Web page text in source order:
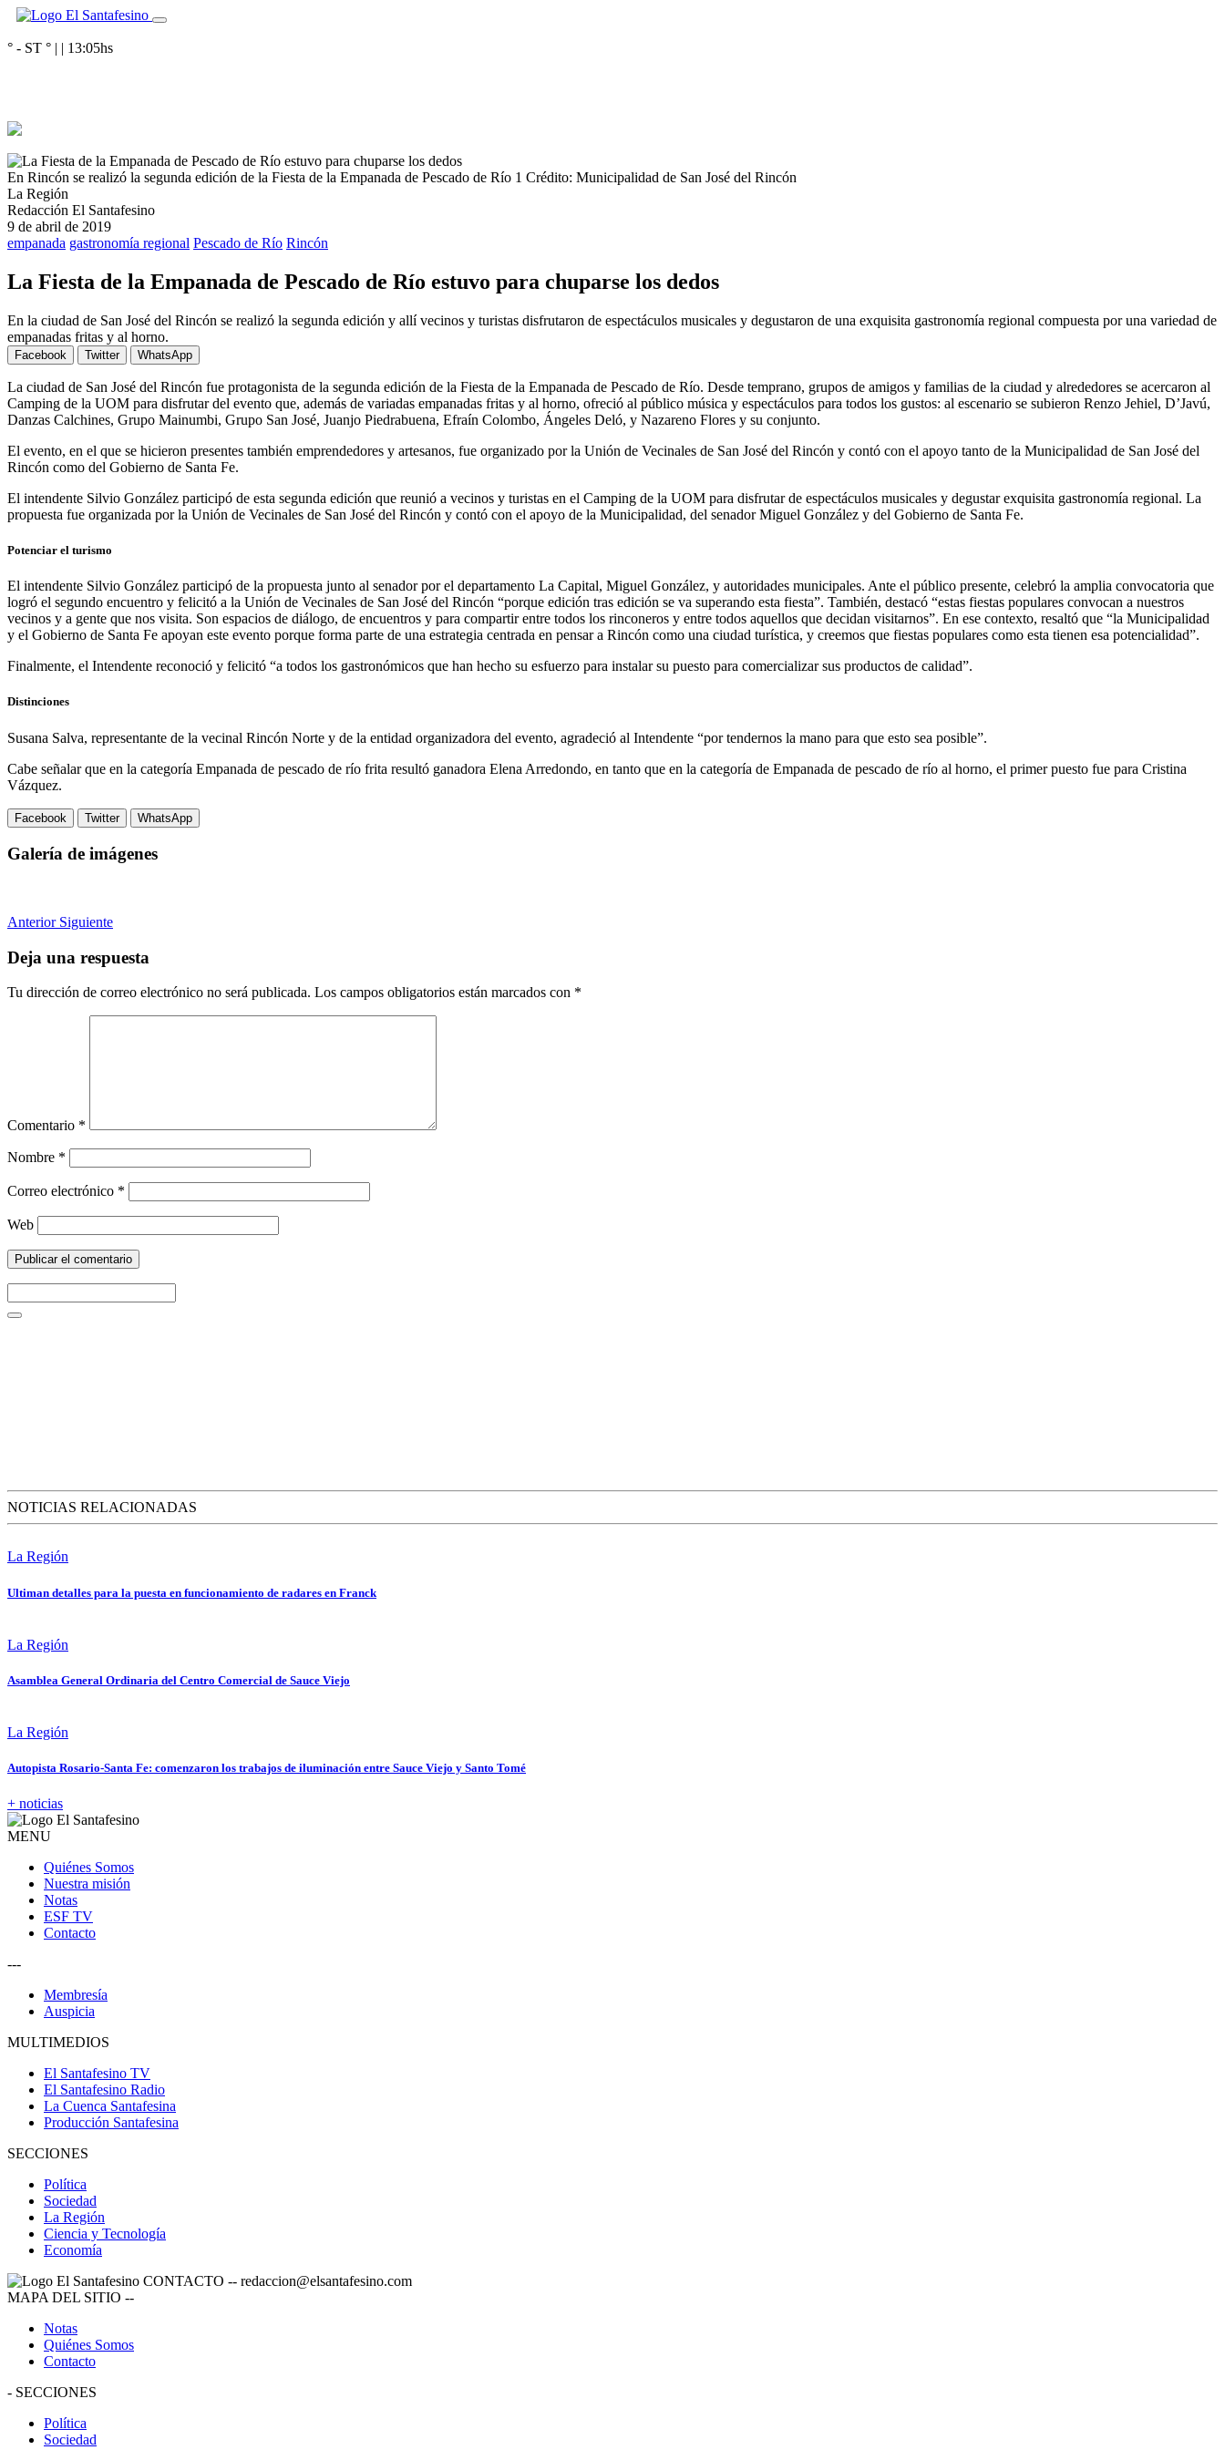
° - ST ° | | 13:05hs
En Rincón se realizó la segunda edición de la Fiesta de la Empanada de Pescado de Río 1 Crédito: Municipalidad de San José del Rincón
La Región
Redacción El Santafesino
9 de abril de 2019
empanada gastronomía regional Pescado de Río Rincón
La Fiesta de la Empanada de Pescado de Río estuvo para chuparse los dedos
En la ciudad de San José del Rincón se realizó la segunda edición y allí vecinos y turistas disfrutaron de espectáculos musicales y degustaron de una exquisita gastronomía regional compuesta por una variedad de
empanadas fritas y al horno.
Facebook Twitter WhatsApp
La ciudad de San José del Rincón fue protagonista de la segunda edición de la Fiesta de la Empanada de Pescado de Río. Desde temprano, grupos de amigos y familias de la ciudad y alrededores se acercaron al
Camping de la UOM para disfrutar del evento que, además de variadas empanadas fritas y al horno, ofreció al público música y espectáculos para todos los gustos: al escenario se subieron Renzo Jehiel, D’Javú,
Danzas Calchines, Grupo Mainumbi, Grupo San José, Juanjo Piedrabuena, Efraín Colombo, Ángeles Deló, y Nazareno Flores y su conjunto.
El evento, en el que se hicieron presentes también emprendedores y artesanos, fue organizado por la Unión de Vecinales de San José del Rincón y contó con el apoyo tanto de la Municipalidad de San José del
Rincón como del Gobierno de Santa Fe.
El intendente Silvio González participó de esta segunda edición que reunió a vecinos y turistas en el Camping de la UOM para disfrutar de espectáculos musicales y degustar exquisita gastronomía regional. La
propuesta fue organizada por la Unión de Vecinales de San José del Rincón y contó con el apoyo de la Municipalidad, del senador Miguel González y del Gobierno de Santa Fe.
Potenciar el turismo
El intendente Silvio González participó de la propuesta junto al senador por el departamento La Capital, Miguel González, y autoridades municipales. Ante el público presente, celebró la amplia convocatoria que
logró el segundo encuentro y felicitó a la Unión de Vecinales de San José del Rincón “porque edición tras edición se va superando esta fiesta”. También, destacó “estas fiestas populares convocan a nuestros
vecinos y a gente que nos visita. Son espacios de diálogo, de encuentros y para compartir entre todos los rinconeros y entre todos aquellos que decidan visitarnos”. En ese contexto, resaltó que “la Municipalidad
y el Gobierno de Santa Fe apoyan este evento porque forma parte de una estrategia centrada en pensar a Rincón como una ciudad turística, y creemos que fiestas populares como esta tienen esa potencialidad”.
Finalmente, el Intendente reconoció y felicitó “a todos los gastronómicos que han hecho su esfuerzo para instalar su puesto para comercializar sus productos de calidad”.
Distinciones
Susana Salva, representante de la vecinal Rincón Norte y de la entidad organizadora del evento, agradeció al Intendente “por tendernos la mano para que esto sea posible”.
Cabe señalar que en la categoría Empanada de pescado de río frita resultó ganadora Elena Arredondo, en tanto que en la categoría de Empanada de pescado de río al horno, el primer puesto fue para Cristina
Vázquez.
Facebook Twitter WhatsApp
Galería de imágenes
Anterior Siguiente
Deja una respuesta
Tu dirección de correo electrónico no será publicada. Los campos obligatorios están marcados con *
Comentario *
Nombre *
Correo electrónico *
Web
NOTICIAS RELACIONADAS
La Región
Ultiman detalles para la puesta en funcionamiento de radares en Franck
La Región
Asamblea General Ordinaria del Centro Comercial de Sauce Viejo
La Región
Autopista Rosario-Santa Fe: comenzaron los trabajos de iluminación entre Sauce Viejo y Santo Tomé
+ noticias
MENU
Quiénes Somos
Nuestra misión
Notas
ESF TV
Contacto
---
Membresía
Auspicia
MULTIMEDIOS
El Santafesino TV
El Santafesino Radio
La Cuenca Santafesina
Producción Santafesina
SECCIONES
Política
Sociedad
La Región
Ciencia y Tecnología
Economía
CONTACTO -- redaccion@elsantafesino.com
MAPA DEL SITIO --
Notas
Quiénes Somos
Contacto
- SECCIONES
Política
Sociedad